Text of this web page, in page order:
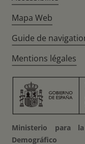
Mapa Web
Guide de
Mentions légales
Ministerio para
Demográfico